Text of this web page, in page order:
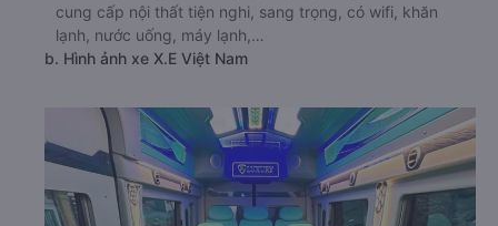
cung cấp nội thất tiện nghi, sang trọng, có wifi, khăn
lạnh, nước uống, máy lạnh,…
b. Hình ảnh xe X.E Việt Nam